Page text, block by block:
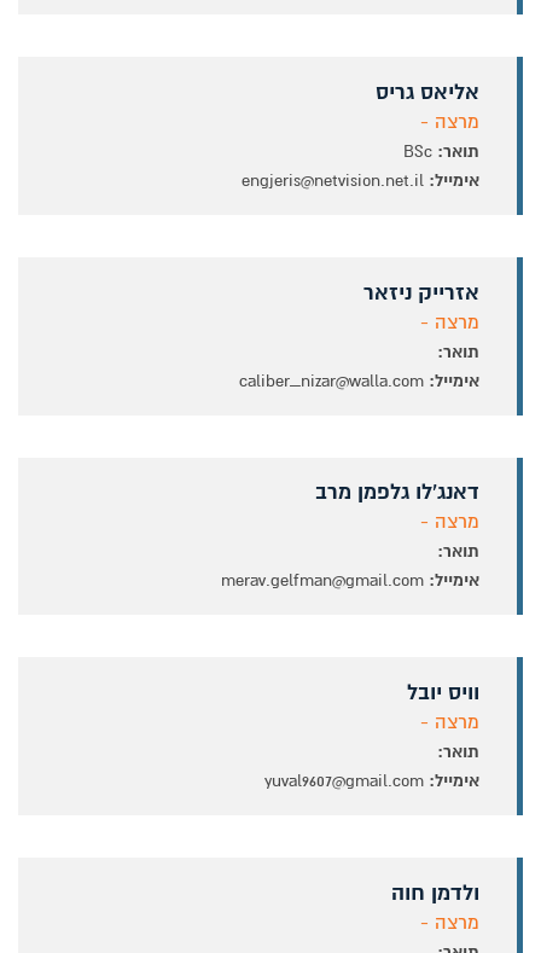
אליאס גריס
מרצה -
תואר:BSc
אימייל:engjeris@netvision.net.il
אזרייק ניזאר
מרצה -
תואר:
אימייל:caliber_nizar@walla.com
דאנג'לו גלפמן מרב
מרצה -
תואר:
אימייל:merav.gelfman@gmail.com
וויס יובל
מרצה -
תואר:
אימייל:yuval9607@gmail.com
ולדמן חוה
מרצה -